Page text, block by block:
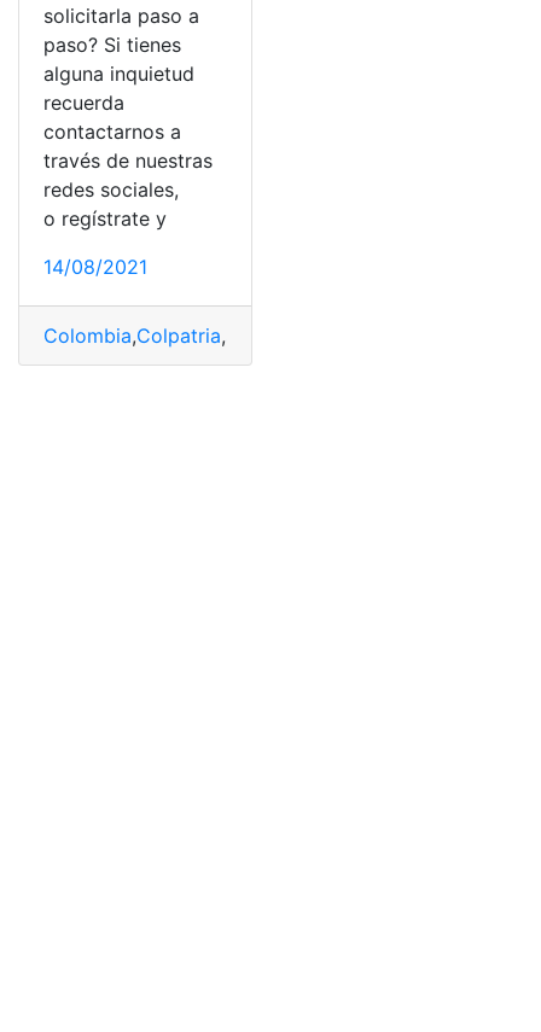
solicitarla paso a
paso? Si tienes
alguna inquietud
recuerda
contactarnos a
través de nuestras
redes sociales,
o regístrate y
14/08/2021
Colombia,Colpatria,